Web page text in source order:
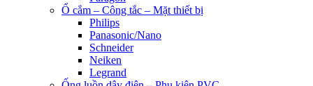
Ổ cắm – Công tắc – Mặt thiết bị
Philips
Panasonic/Nano
Schneider
Neiken
Legrand